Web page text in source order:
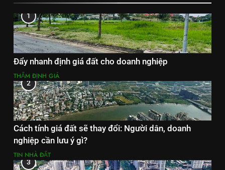
1
Đẩy nhanh định giá đất cho doanh nghiệp
THẨM ĐỊNH GIÁ
2
Cách tính giá đất sẽ thay đổi: Người dân, doanh
nghiệp cần lưu ý gì?
TIN NHÀ ĐẤT
3